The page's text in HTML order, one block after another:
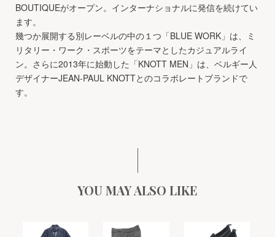
BOUTIQUEがオープン。インターナショナルに発信を続けてい
ます。
幾つか展開する別レーベルの中の１つ「BLUE WORK」は、ミ
リタリー・ワーク・スポーツをテーマとしたカジュアルライ
ン。さらに2013年に始動した「KNOTT MEN」は、ベルギー人
デザイナーJEAN-PAUL KNOTTとのコラボレートブランドで
す。
YOU MAY ALSO LIKE